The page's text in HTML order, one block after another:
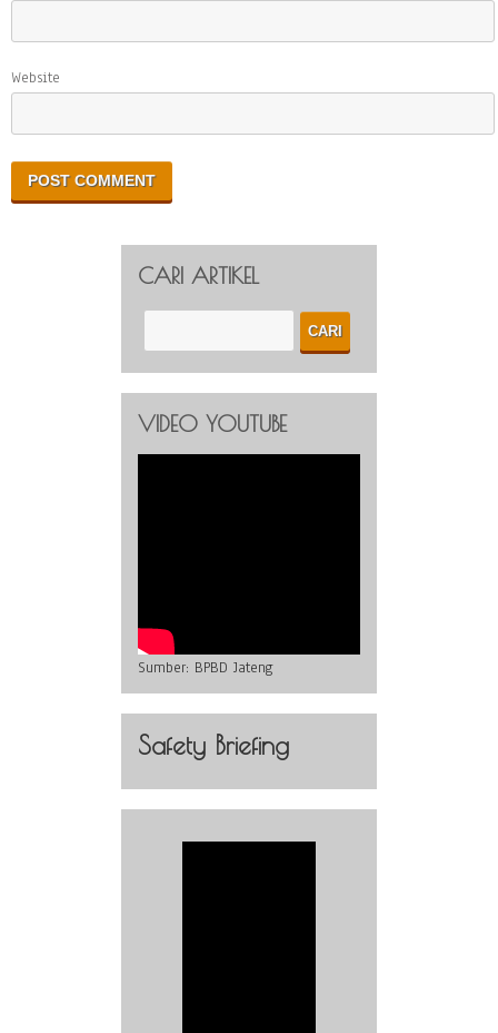
Website
CARI ARTIKEL
VIDEO YOUTUBE
Sumber: BPBD Jateng
Safety Briefing